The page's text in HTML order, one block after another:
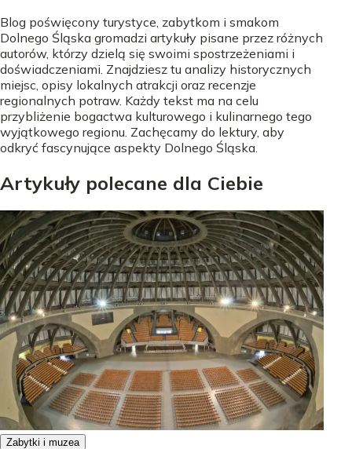
Blog poświęcony turystyce, zabytkom i smakom
Dolnego Śląska gromadzi artykuły pisane przez różnych
autorów, którzy dzielą się swoimi spostrzeżeniami i
doświadczeniami. Znajdziesz tu analizy historycznych
miejsc, opisy lokalnych atrakcji oraz recenzje
regionalnych potraw. Każdy tekst ma na celu
przybliżenie bogactwa kulturowego i kulinarnego tego
wyjątkowego regionu. Zachęcamy do lektury, aby
odkryć fascynujące aspekty Dolnego Śląska.
Artykuły polecane dla Ciebie
Zabytki i muzea